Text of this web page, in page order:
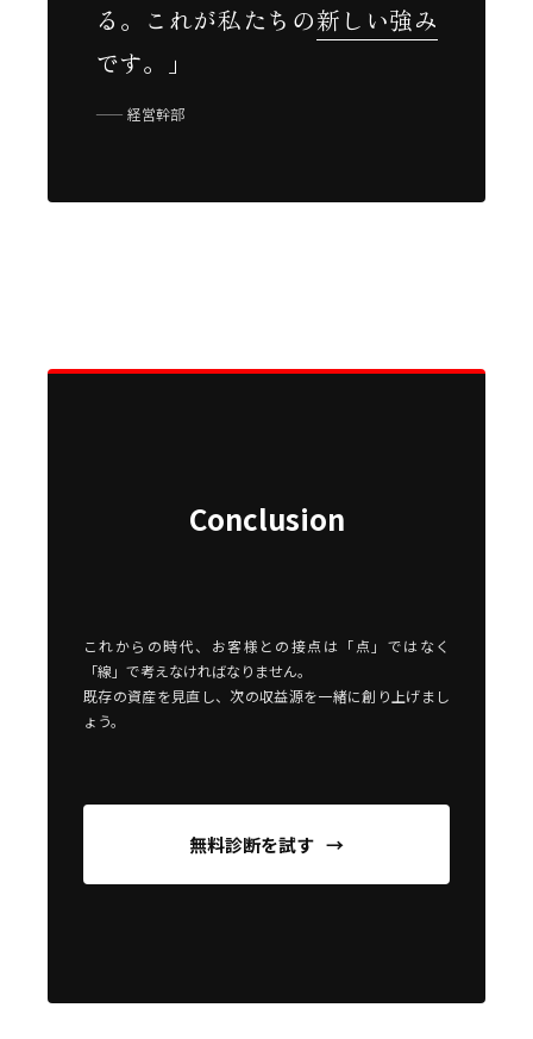
る。これが私たちの新しい強み
です。」
—— 経営幹部
Conclusion
これからの時代、お客様との接点は「点」ではなく
「線」で考えなければなりません。
既存の資産を見直し、次の収益源を一緒に創り上げまし
ょう。
無料診断を試す →